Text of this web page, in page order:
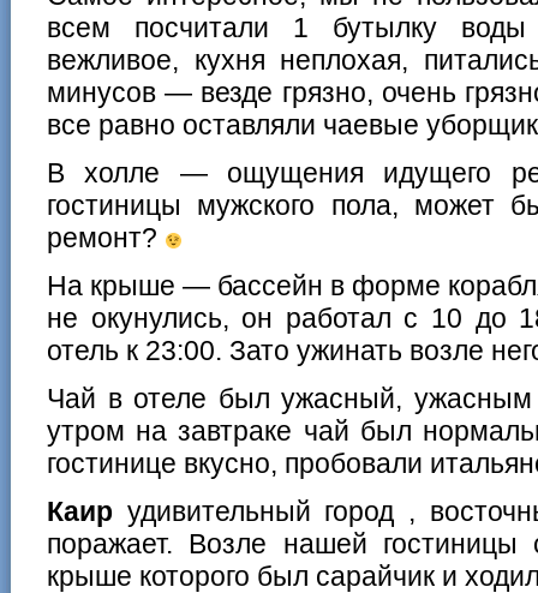
всем посчитали 1 бутылку
вежливое, кухня неплохая,
минусов — везде грязно, очень
все равно оставляли чаевые
В холле — ощущения идущего
гостиницы мужского пола, может
ремонт?
На крыше — бассейн в форме
не окунулись, он работал с 10 до
отель к 23:00. Зато ужинать возле
Чай в отеле был ужасный,
утром на завтраке чай был
гостинице вкусно, пробовали
Каир удивительный город ,
поражает. Возле нашей
крыше которого был сарайчик и